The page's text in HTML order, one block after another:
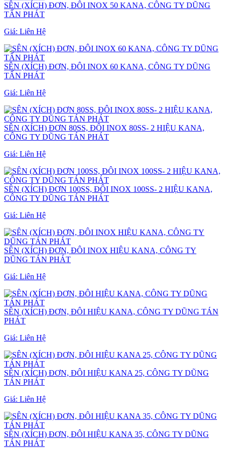
SÊN (XÍCH) ĐƠN, ĐÔI INOX 50 KANA, CÔNG TY DŨNG
TẤN PHÁT
Giá: Liên Hệ
SÊN (XÍCH) ĐƠN, ĐÔI INOX 60 KANA, CÔNG TY DŨNG
TẤN PHÁT
Giá: Liên Hệ
SÊN (XÍCH) ĐƠN 80SS, ĐÔI INOX 80SS- 2 HIỆU KANA,
CÔNG TY DŨNG TÁN PHÁT
Giá: Liên Hệ
SÊN (XÍCH) ĐƠN 100SS, ĐÔI INOX 100SS- 2 HIỆU KANA,
CÔNG TY DŨNG TÁN PHÁT
Giá: Liên Hệ
SÊN (XÍCH) ĐƠN, ĐÔI INOX HIỆU KANA, CÔNG TY
DŨNG TÁN PHÁT
Giá: Liên Hệ
SÊN (XÍCH) ĐƠN, ĐÔI HIỆU KANA, CÔNG TY DŨNG TÁN
PHÁT
Giá: Liên Hệ
SÊN (XÍCH) ĐƠN, ĐÔI HIỆU KANA 25, CÔNG TY DŨNG
TÁN PHÁT
Giá: Liên Hệ
SÊN (XÍCH) ĐƠN, ĐÔI HIỆU KANA 35, CÔNG TY DŨNG
TÁN PHÁT